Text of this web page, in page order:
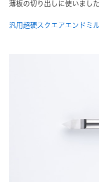
薄板の切り出しに使いました
汎用超硬スクエアエンドミ